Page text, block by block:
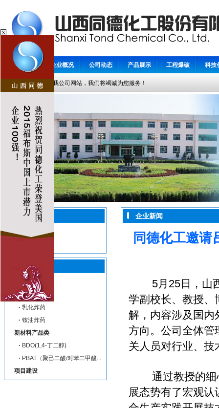
首 页 企业概况 公司动态 产品展示 工程爆破 科技
欢迎访问我公司网站，我们将竭诚为您服务！
炸药类
·混装爆破
· 乳化炸药
· 铵油炸药
新材料产品类
· BDO(1,4-丁二醇)
· PBAT（聚己二酸/对苯二甲酸...
项目建设
企业新闻
同德化工邀请
5月25日，山西
学副校长、教授、
解，内容涉及国内
方向。公司全体管
关人员对行业、
通过教授的细心
展态势有了宏观